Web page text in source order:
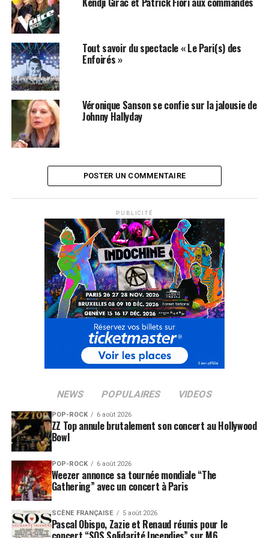
PIERRE PALMADE
Tout savoir du spectacle « Le Pari(s) des
Enfoirés »
Véronique Sanson se confie sur la jalousie de
Johnny Hallyday
POSTER UN COMMENTAIRE
PUBLICITÉ
NEWS POPULAIRES VIDEOS
POP-ROCK 6 août 2026
ZZ Top annule brutalement son concert au Hollywood
Bowl
POP-ROCK 6 août 2026
Weezer annonce sa tournée mondiale “The
Gathering” avec un concert à Paris
SCÈNE FRANÇAISE 5 août 2026
Pascal Obispo, Zazie et Renaud réunis pour le